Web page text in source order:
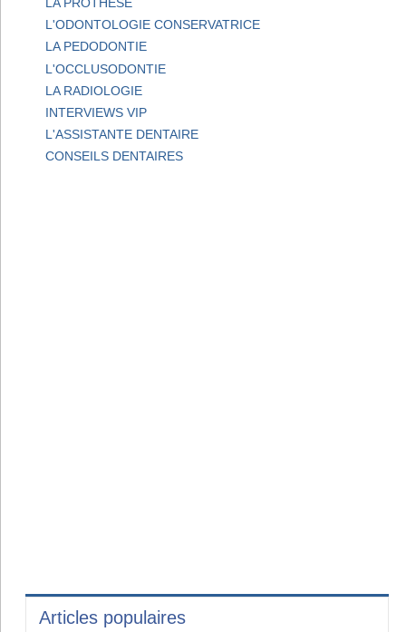
L'ODONTOLOGIE CONSERVATRICE
LA PEDODONTIE
L'OCCLUSODONTIE
LA RADIOLOGIE
INTERVIEWS VIP
L'ASSISTANTE DENTAIRE
CONSEILS DENTAIRES
Articles populaires